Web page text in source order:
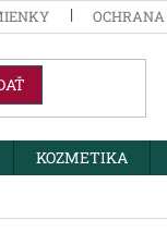
OCHRANA
KOZMETIKA